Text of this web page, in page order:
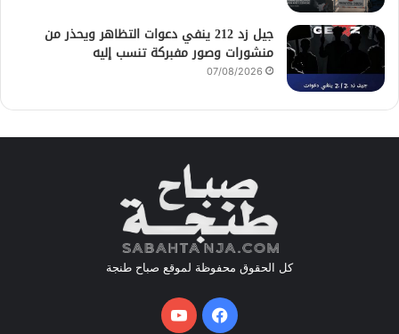
جيل زد 212 ينفي دعوات التظاهر ويحذر من
منشورات وصور مفبركة تنسب إليه
07/08/2026
كل الحقوق محفوظة لموقع صباح طنجة
فيسبوكيوتيوب